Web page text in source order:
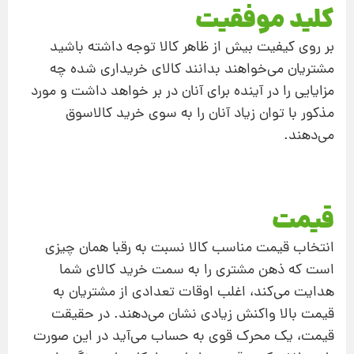
کلید موفقیت
بر روی کیفیت بیش از ظاهر کالا توجه داشته باشید
مشتریان می‌خواهند بدانند کالای خریداری شده چه
مزایایی را در آینده برای آنان در بر خواهد داشت و مورد
مذکور با توان زیاد آنان را به سوی خرید کالاسوق
می‌دهند.
قیمت
انتخاب قیمت مناسب کالا نسبت به رقبا همان چیزی
است که ذهن مشتری را به سمت خرید کالای شما
هدایت می‌کند، اغلب اوقات تعدادی از مشتریان به
قیمت بالا واکنش زیادی نشان می‌دهند. در حقیقت
قیمت، یک محرک قوی به حساب می‌آید در این صورت